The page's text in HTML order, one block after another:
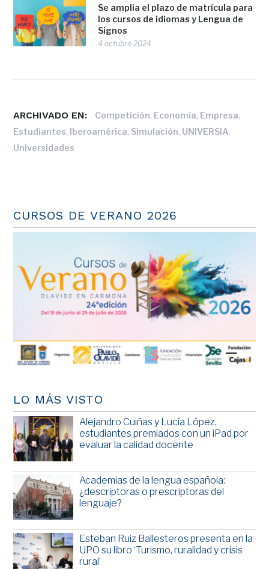
Se amplia el plazo de matrícula para
los cursos de idiomas y Lengua de
Signos
4 octubre 2024
ARCHIVADO EN: Competición, Economía, Empresa,
Estudiantes, Iberoamérica, Simulación, UNIVERSIA,
Universidades
CURSOS DE VERANO 2026
LO MÁS VISTO
Alejandro Cuiñas y Lucía López,
estudiantes premiados con un iPad por
evaluar la calidad docente
Academias de la lengua española:
¿descriptoras o prescriptoras del
lenguaje?
Esteban Ruiz Ballesteros presenta en la
UPO su libro ‘Turismo, ruralidad y crisis
rural’